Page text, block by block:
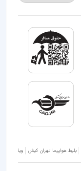
بلیط هواپیما تهران کیش ویلا شمال